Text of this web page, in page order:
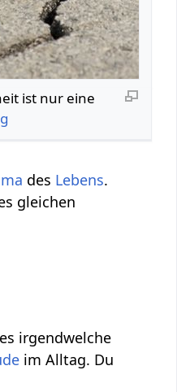
ist nur eine
des Lebens.
gleichen
irgendwelche
im Alltag. Du